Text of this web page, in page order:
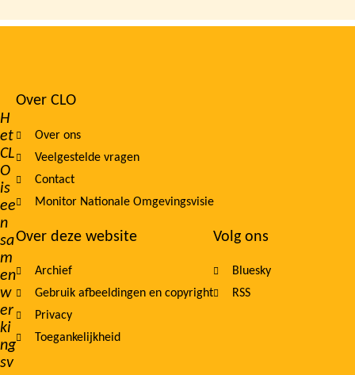
H
et
CL
O
is
ee
n
sa
m
en
w
er
ki
ng
sv
Footer
navigation
Over CLO
Over ons
Veelgestelde vragen
Contact
Monitor Nationale Omgevingsvisie
Over deze website
Archief
Gebruik afbeeldingen en copyright
Privacy
Toegankelijkheid
Volg ons
Bluesky
RSS